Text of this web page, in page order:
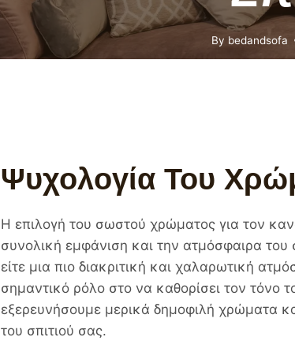
By bedandsofa
Ψυχολογία Του
Η επιλογή του σωστού χρώματος για τον
συνολική εμφάνιση και την ατμόσφαιρα
είτε μια πιο διακριτική και χαλαρωτική
σημαντικό ρόλο στο να καθορίσει τον τόνο
εξερευνήσουμε μερικά δημοφιλή χρώματα
του σπιτιού σας.